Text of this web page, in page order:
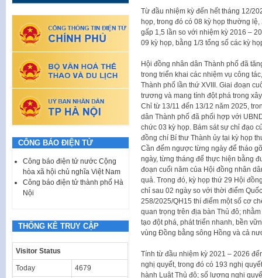
Từ đầu nhiệm kỳ đến hết tháng 12/
họp, trong đó có 08 kỳ họp thường
gấp 1,5 lần so với nhiệm kỳ 2016 –
09 kỳ họp, bằng 1/3 tổng số các kỳ
Hội đồng nhân dân Thành phố đã
trong triển khai các nhiệm vụ công
Thành phố lần thứ XVIII. Giai đoạn
trương và mang tính đột phá trong
Chỉ từ 13/11 đến 13/12 năm 2025,
dân Thành phố đã phối hợp với
chức 03 kỳ họp. Bám sát sự chỉ đạo
đồng chí Bí thư Thành ủy tại kỳ họp
Cần đếm ngược từng ngày để tháo
ngày, từng tháng để thực hiện bằng
đoạn cuối năm của Hội đồng nhân
quả. Trong đó, kỳ họp thứ 29 Hội
chỉ sau 02 ngày so với thời điểm
258/2025/QH15 thí điểm một số cơ
quan trọng trên địa bàn Thủ đô;
tạo đột phá, phát triển nhanh, bền
vùng Đồng bằng sông Hồng và cả
Tính từ đầu nhiệm kỳ 2021 – 2026
nghị quyết, trong đó có 193 nghị
hành Luật Thủ đô; số lượng nghị
CÔNG BÁO ĐIỆN TỬ
Công báo điện tử nước Cộng
hòa xã hội chủ nghĩa Việt Nam
Công báo điện tử thành phố Hà
Nội
THỐNG KÊ TRUY CẬP
Visitor Status
Today 4679